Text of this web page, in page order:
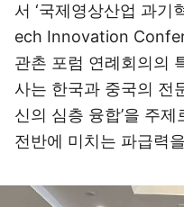
서 ‘국제영상산업 과
ech Innovation
관촌 포럼 연례회의의
사는 한국과 중국의 전
신의 심층 융합’을 주
전반에 미치는 파급력